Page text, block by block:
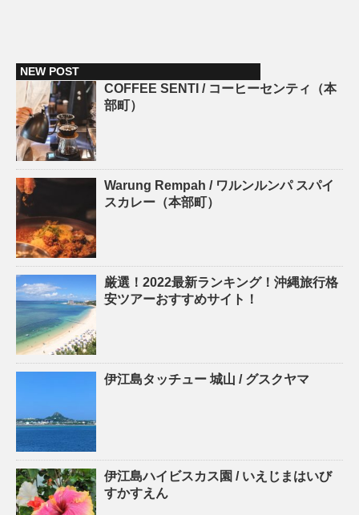
NEW POST
COFFEE SENTI / コーヒーセンティ（本
部町）
Warung Rempah / ワルンルンパ スパイ
スカレー（本部町）
厳選！2022最新ランキング！沖縄旅行格
安ツアーおすすめサイト！
伊江島タッチュー 城山 / グスクヤマ
伊江島ハイビスカス園 / いえじまはいび
すかすえん